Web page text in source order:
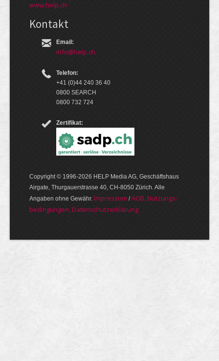
www.help.ch
Kontakt
Email:
info@help.ch
Telefon:
+41 (0)44 240 36 40
0800 SEARCH
0800 732 724
Zertifikat:
Copyright © 1996-2026 HELP Media AG, Geschäftshaus
Airgate, Thurgauer­strasse 40, CH-8050 Zürich. Alle
Angaben ohne Gewähr. Im­pres­sum /AGB, Nut­zungs­
bedin­gungen, Daten­schutz­er­klärung